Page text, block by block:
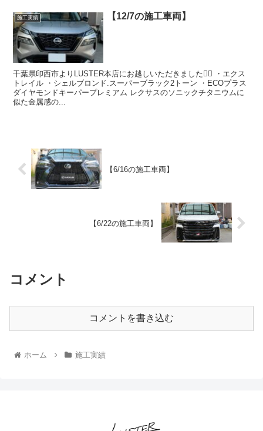
施工実績 【12/7の施工車両】
千葉県印西市よりLUSTER本店にお越しいただきました🙇‍♂️ ・エクス
トレイル ・シェルブロンド.スーパーブラック2トーン ・ECOプラス
ダイヤモンドキーパープレミアム レクサスのソニックチタニウムに
似た金属感の...
【6/16の施工車両】
【6/22の施工車両】
コメント
コメントを書き込む
ホーム 施工実績